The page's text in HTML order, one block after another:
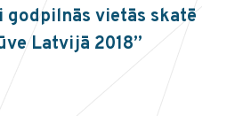
godpilnās vietās skatē
Latvijā 2018”